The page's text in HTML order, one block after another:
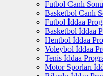
Futbol Canlı
Basketbol Canlı
Futbol İddaa
Basketbol İddaa
Hentbol İddaa
Voleybol İddaa
Tenis İddaa
Motor Sporları